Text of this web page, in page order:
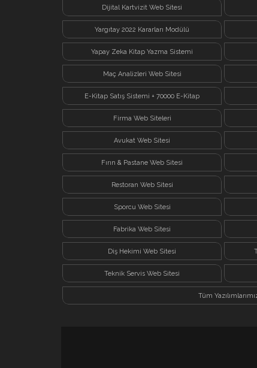
Dijital Kartvizit Web Sitesi
Yargıtay 2022 Kararları Modülü
Yapay Zeka Kitap Yazma Sistemi
Maç Analizleri Web Sitesi
E-Kitap Satış Sistemi + 70000 E-Kitap
Firma Web Siteleri
Avukat Web Sitesi
Fırın & Pastane Web Sitesi
Restoran Web Sitesi
Sporcu Web Sitesi
Fabrika Web Sitesi
Diş Hekimi Web Sitesi
Teknik Servis Web Sitesi
Tüm